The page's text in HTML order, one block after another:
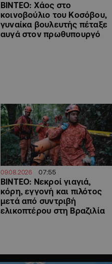
ΒΙΝΤΕΟ: Χάος στο
κοινοβούλιο του Κοσόβου,
γυναίκα βουλευτής πέταξε
αυγά στον πρωθυπουργό
09.08.2026 07:55
ΒΙΝΤΕΟ: Νεκροί γιαγιά,
κόρη, εγγονή και πιλότος
μετά από συντριβή
ελικοπτέρου στη Βραζιλία